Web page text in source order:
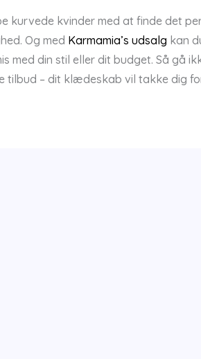
kurvede kvinder med at finde det
Og med Karmamia’s udsalg kan
med din stil eller dit budget. Så gå
tilbud – dit klædeskab vil takke dig